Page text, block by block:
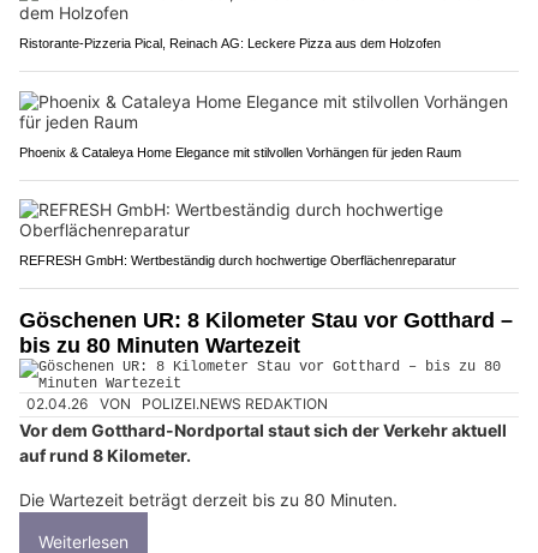
Ristorante-Pizzeria Pical, Reinach AG: Leckere Pizza aus dem Holzofen
Phoenix & Cataleya Home Elegance mit stilvollen Vorhängen für jeden Raum
REFRESH GmbH: Wertbeständig durch hochwertige Oberflächenreparatur
Göschenen UR: 8 Kilometer Stau vor Gotthard –
bis zu 80 Minuten Wartezeit
02.04.26 VON POLIZEI.NEWS REDAKTION
Vor dem Gotthard-Nordportal staut sich der Verkehr aktuell
auf rund 8 Kilometer.
Die Wartezeit beträgt derzeit bis zu 80 Minuten.
Weiterlesen